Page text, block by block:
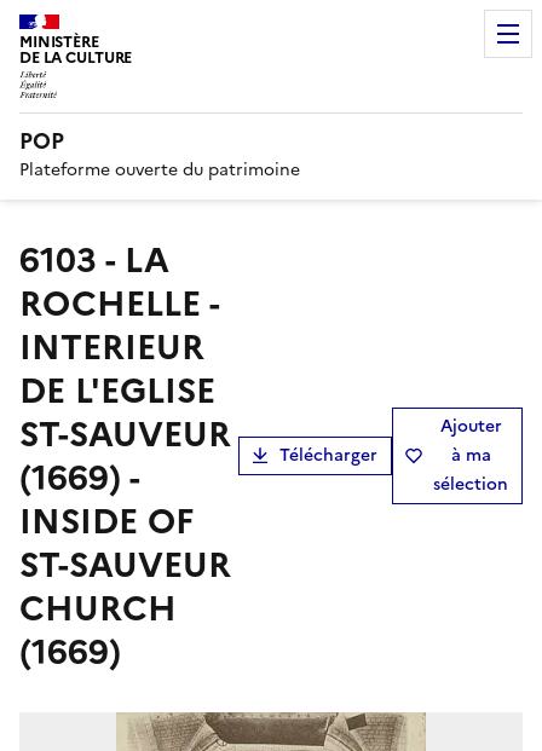
MINISTÈRE
DE LA CULTURE
POP
Plateforme ouverte du patrimoine
6103 - LA
ROCHELLE -
INTERIEUR
DE L'EGLISE
ST-SAUVEUR
(1669) -
INSIDE OF
ST-SAUVEUR
CHURCH
(1669)
Télécharger
Ajouter
à ma
sélection